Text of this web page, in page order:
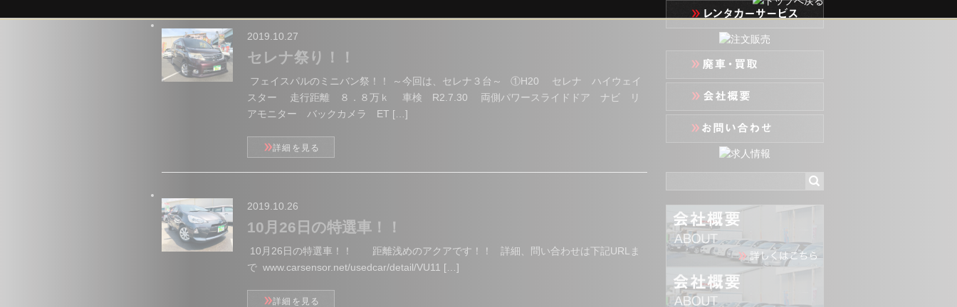
2019.10.27
セレナ祭り！！
フェイスパルのミニバン祭！！ ～今回は、セレナ３台～ ①H20 セレナ ハイウェイ
スター 走行距離 ８．８万ｋ 車検 R2.7.30 両側パワースライドドア ナビ リ
アモニター バックカメラ ET […]
詳細を見る
2019.10.26
10月26日の特選車！！
10月26日の特選車！！ 距離浅めのアクアです！！ 詳細、問い合わせは下記URLま
で www.carsensor.net/usedcar/detail/VU11 […]
詳細を見る